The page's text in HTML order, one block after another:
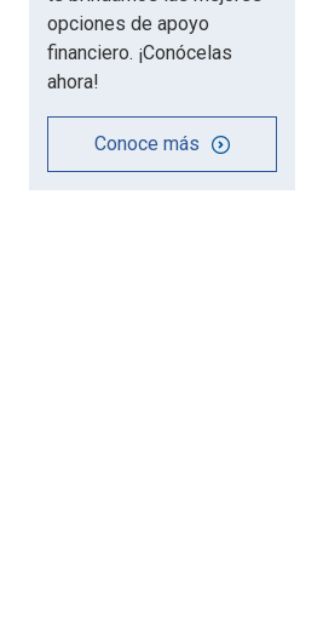
opciones de apoyo
financiero. ¡Conócelas
ahora!
Conoce más